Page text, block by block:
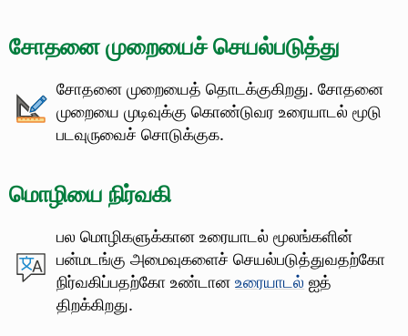
சோதனை முறையைச் செயல்படுத்து
சோதனை முறையைத் தொடக்குகிறது. சோதனை
முறையை முடிவுக்கு கொண்டுவர உரையாடல் மூடு
படவுருவைச் சொடுக்குக.
மொழியை நிர்வகி
பல மொழிகளுக்கான உரையாடல் மூலங்களின்
பன்மடங்கு அமைவுகளைச் செயல்படுத்துவதற்கோ
நிர்வகிப்பதற்கோ உண்டானஉரையாடல் ஐத்
திறக்கிறது.